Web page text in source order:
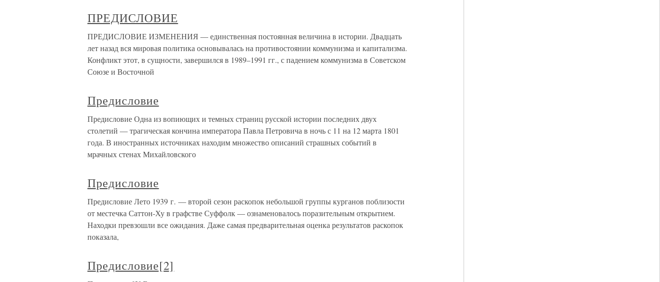
ПРЕДИСЛОВИЕ
ПРЕДИСЛОВИЕ ИЗМЕНЕНИЯ — единственная постоянная величина в истории. Двадцать
лет назад вся мировая политика основывалась на противостоянии коммунизма и капитализма.
Конфликт этот, в сущности, завершился в 1989–1991 гг., с падением коммунизма в Советском
Союзе и Восточной
Предисловие
Предисловие Одна из вопиющих и темных страниц русской истории последних двух
столетий — трагическая кончина императора Павла Петровича в ночь с 11 на 12 марта 1801
года. В иностранных источниках находим множество описаний страшных событий в
мрачных стенах Михайловского
Предисловие
Предисловие Лето 1939 г. — второй сезон раскопок небольшой группы курганов поблизости
от местечка Саттон-Ху в графстве Суффолк — ознаменовалось поразительным открытием.
Находки превзошли все ожидания. Даже самая предварительная оценка результатов раскопок
показала,
Предисловие[2]